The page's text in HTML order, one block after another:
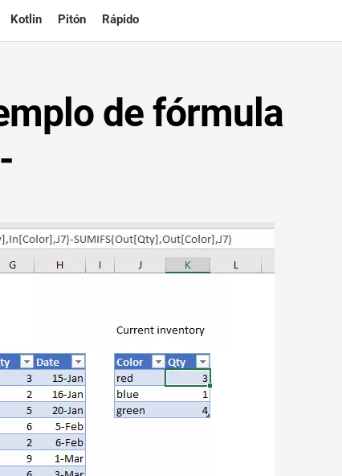
Kotlin Pitón Rápido
de fórmula